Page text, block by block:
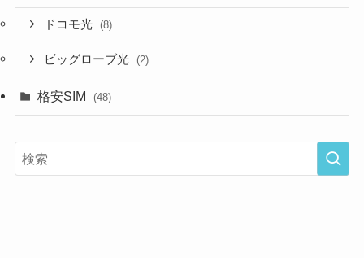
ドコモ光 (8)
ビッグローブ光 (2)
格安SIM (48)